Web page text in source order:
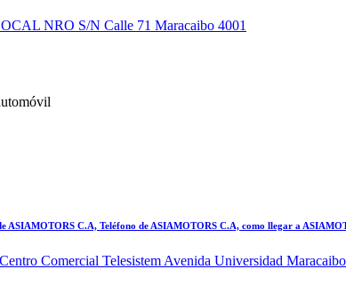
NRO S/N Calle 71 Maracaibo 4001
ASIAMOTORS C.A, Teléfono de ASIAMOTORS C.A, como llegar a
Comercial Telesistem Avenida Universidad Maracaibo